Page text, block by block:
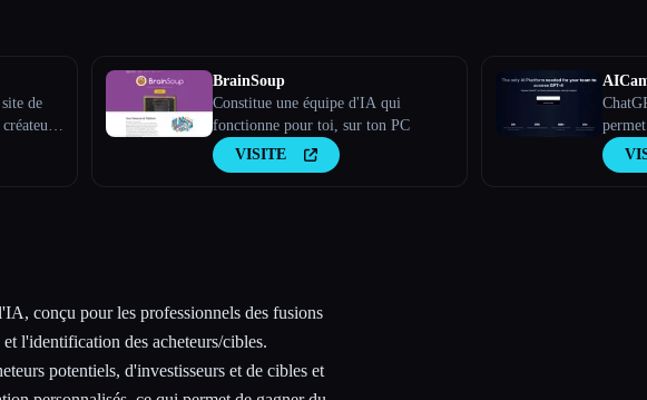
de
BrainSoup
Constitue une équipe d'IA qui
fonctionne pour toi, sur ton PC
VISITE
tels
conçu pour les professionnels des fusions
l'identification des acheteurs/cibles.
potentiels, d'investisseurs et de cibles et